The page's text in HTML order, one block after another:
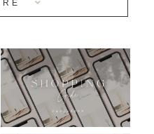
coming soonn -